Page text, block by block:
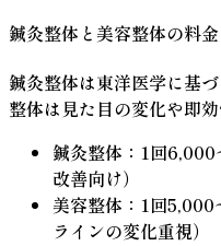
鍼灸整体と美容整体の料
鍼灸整体は東洋医学に基
整体は見た目の変化や即
鍼灸整体：1回
改善向け）
美容整体：1回5,000
ラインの変化重視）